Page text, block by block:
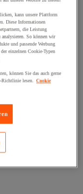
kann unsere Plattform
Diese Informationen
die Leistung
analysieren. So können wir
und passende Werbung
einzelnen Cookie-Typen
können Sie das auch gerne
Richtlinie lesen. Cookie